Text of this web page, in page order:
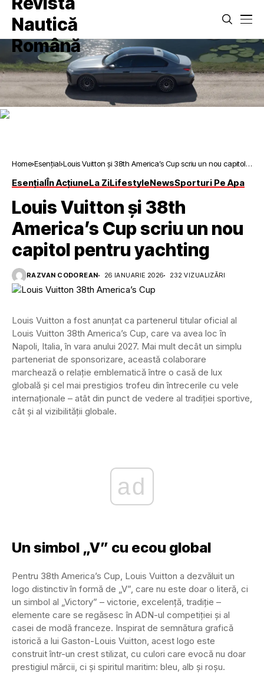
Home Esențial Louis Vuitton și 38th America’s Cup scriu un nou capitol
EsențialÎn AcțiuneLa ZiLifestyleNewsSporturi Pe Apa
Louis Vuitton și 38th
America’s Cup scriu un nou
capitol pentru yachting
RAZVAN CODOREAN 26 IANUARIE 2026 232 VIZUALIZĂRI
Louis Vuitton a fost anunțat ca partenerul titular oficial al
Louis Vuitton 38th America’s Cup, care va avea loc în
Napoli, Italia, în vara anului 2027. Mai mult decât un simplu
parteneriat de sponsorizare, această colaborare
marchează o relație emblematică între o casă de lux
globală și cel mai prestigios trofeu din întrecerile cu vele
internaționale – atât din punct de vedere al tradiției sportive,
cât și al vizibilității globale.
ad
Un simbol „V” cu ecou global
Pentru 38th America’s Cup, Louis Vuitton a dezvăluit un
logo distinctiv în formă de „V”, care nu este doar o literă, ci
un simbol al „Victory” – victorie, excelență, tradiție –
elemente care se regăsesc în ADN-ul competiției și al
casei de modă franceze. Inspirat de semnătura grafică
istorică a lui Gaston-Louis Vuitton, acest logo este
construit într-un crest stilizat, cu culori care evocă nu doar
prestigiul mărcii, ci și spiritul maritim: bleu, alb și roșu.